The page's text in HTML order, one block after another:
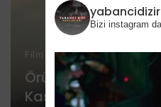
Film Haberleri
Örümcek Adam:
Kasım’da
Bizi instagram